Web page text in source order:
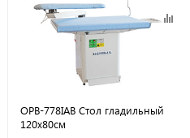
OPB-778IAB Стол гладильный
120x80см